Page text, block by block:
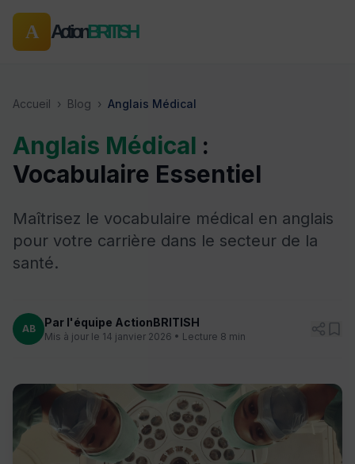
A ActionBRITISH
Accueil › Blog › Anglais Médical
Anglais Médical :
Vocabulaire Essentiel
Maîtrisez le vocabulaire médical en anglais
pour votre carrière dans le secteur de la
santé.
AB Par l'équipe ActionBRITISH
Mis à jour le 14 janvier 2026 • Lecture 8 min